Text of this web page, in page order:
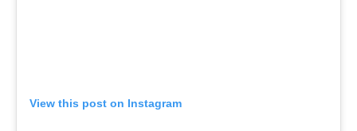
View this post on Instagram